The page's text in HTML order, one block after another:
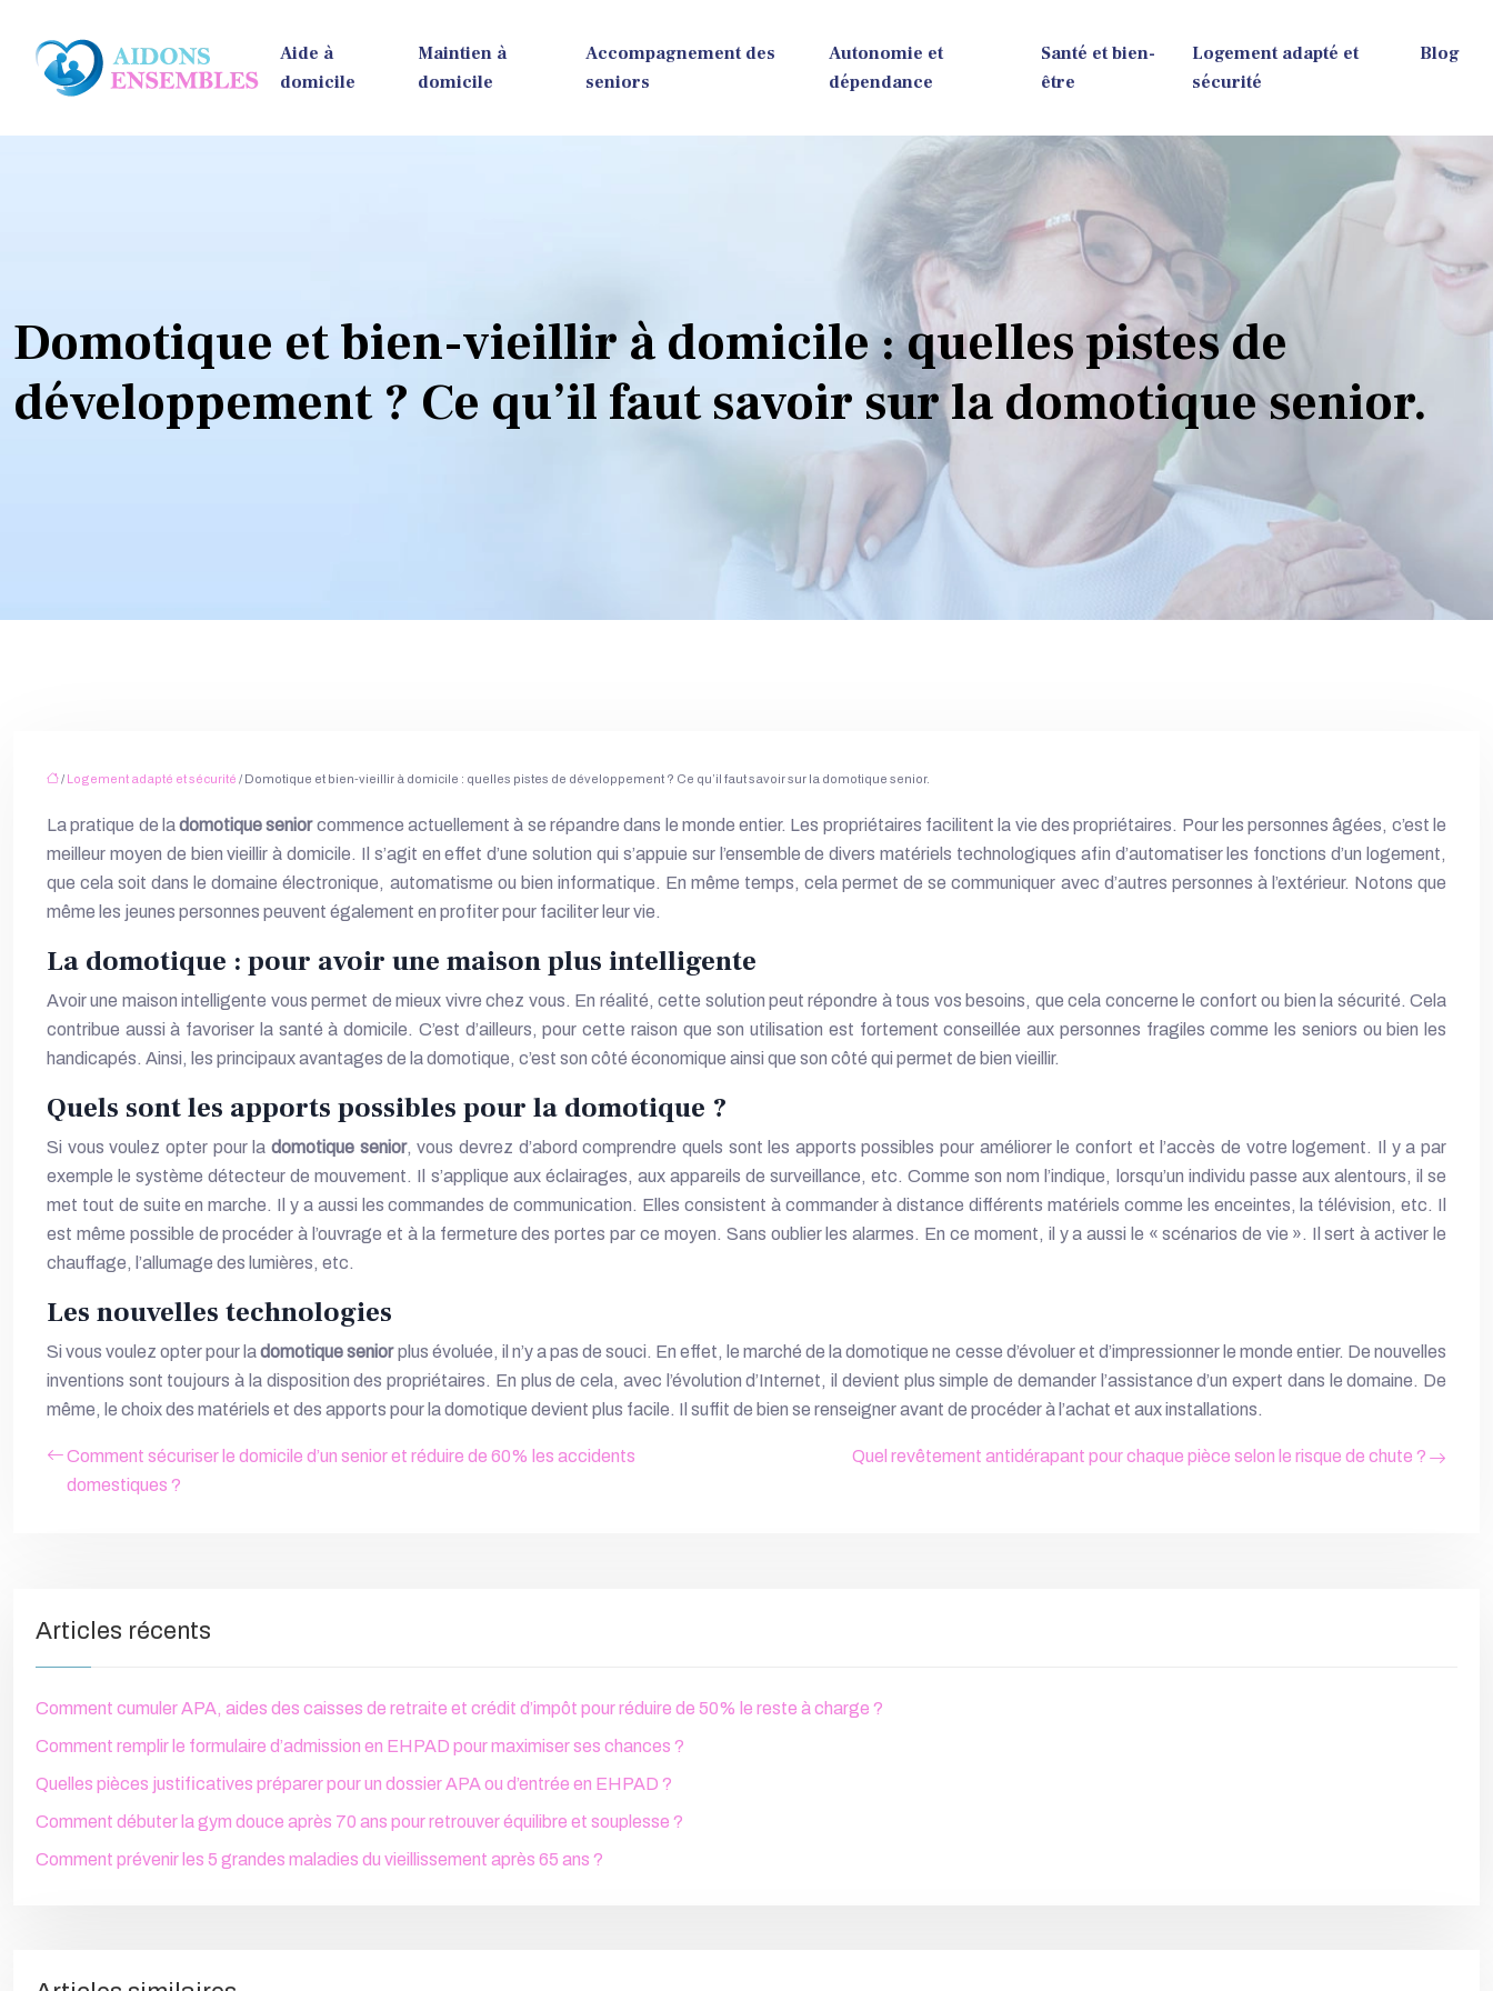
Aide à
domicile
Maintien à
domicile
Accompagnement des
seniors
Autonomie et
dépendance
Santé et bien-
être
Logement adapté et
sécurité
Blog
Domotique et bien-vieillir à domicile : quelles pistes de
développement ? Ce qu’il faut savoir sur la domotique senior.
/ Logement adapté et sécurité / Domotique et bien-vieillir à domicile : quelles pistes de développement ? Ce qu’il faut savoir sur la domotique senior.
La pratique de ladomotique seniorcommence actuellement à se répandre dans le monde entier. Les propriétaires facilitent la vie des propriétaires. Pour les personnes âgées, c’est le
meilleur moyen de bien vieillir à domicile. Il s’agit en effet d’une solution qui s’appuie sur l’ensemble de divers matériels technologiques afin d’automatiser les fonctions d’un logement,
que cela soit dans le domaine électronique, automatisme ou bien informatique. En même temps, cela permet de se communiquer avec d’autres personnes à l’extérieur. Notons que
même les jeunes personnes peuvent également en profiter pour faciliter leur vie.
La domotique : pour avoir une maison plus intelligente
Avoir une maison intelligente vous permet de mieux vivre chez vous. En réalité, cette solution peut répondre à tous vos besoins, que cela concerne le confort ou bien la sécurité. Cela
contribue aussi à favoriser la santé à domicile. C’est d’ailleurs, pour cette raison que son utilisation est fortement conseillée aux personnes fragiles comme les seniors ou bien les
handicapés. Ainsi, les principaux avantages de la domotique, c’est son côté économique ainsi que son côté qui permet de bien vieillir.
Quels sont les apports possibles pour la domotique ?
Si vous voulez opter pour la domotique senior, vous devrez d’abord comprendre quels sont les apports possibles pour améliorer le confort et l’accès de votre logement. Il y a par
exemple le système détecteur de mouvement. Il s’applique aux éclairages, aux appareils de surveillance, etc. Comme son nom l’indique, lorsqu’un individu passe aux alentours, il se
met tout de suite en marche. Il y a aussi les commandes de communication. Elles consistent à commander à distance différents matériels comme les enceintes, la télévision, etc. Il
est même possible de procéder à l’ouvrage et à la fermeture des portes par ce moyen. Sans oublier les alarmes. En ce moment, il y a aussi le « scénarios de vie ». Il sert à activer le
chauffage, l’allumage des lumières, etc.
Les nouvelles technologies
Si vous voulez opter pour ladomotique seniorplus évoluée, il n’y a pas de souci. En effet, le marché de la domotique ne cesse d’évoluer et d’impressionner le monde entier. De nouvelles
inventions sont toujours à la disposition des propriétaires. En plus de cela, avec l’évolution d’Internet, il devient plus simple de demander l’assistance d’un expert dans le domaine. De
même, le choix des matériels et des apports pour la domotique devient plus facile. Il suffit de bien se renseigner avant de procéder à l’achat et aux installations.
Comment sécuriser le domicile d’un senior et réduire de 60% les accidents
domestiques ?
Quel revêtement antidérapant pour chaque pièce selon le risque de chute ?
Articles récents
Comment cumuler APA, aides des caisses de retraite et crédit d’impôt pour réduire de 50% le reste à charge ?
Comment remplir le formulaire d’admission en EHPAD pour maximiser ses chances ?
Quelles pièces justificatives préparer pour un dossier APA ou d’entrée en EHPAD ?
Comment débuter la gym douce après 70 ans pour retrouver équilibre et souplesse ?
Comment prévenir les 5 grandes maladies du vieillissement après 65 ans ?